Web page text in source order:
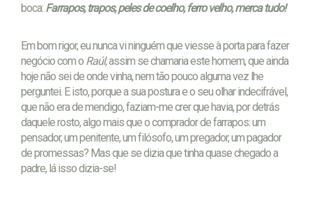
boca: Farrapos, trapos, peles de coelho, ferro velho, merca tudo!
Em bom rigor, eu nunca vi ninguém que viesse à porta para fazer
negócio com o Raúl,assim se chamaria este homem, que ainda
hoje não sei de onde vinha, nem tão pouco alguma vez lhe
perguntei. E isto, porque a sua postura e o seu olhar indecifrável,
que não era de mendigo, faziam-me crer que havia, por detrás
daquele rosto, algo mais que o comprador de farrapos: um
pensador, um penitente, um filósofo, um pregador, um pagador
de promessas? Mas que se dizia que tinha quase chegado a
padre, lá isso dizia-se!